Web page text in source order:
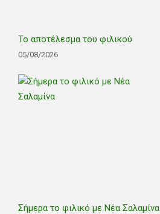
Το αποτέλεσμα του φιλικού
05/08/2026
Σήμερα το φιλικό με Νέα Σαλαμίνα